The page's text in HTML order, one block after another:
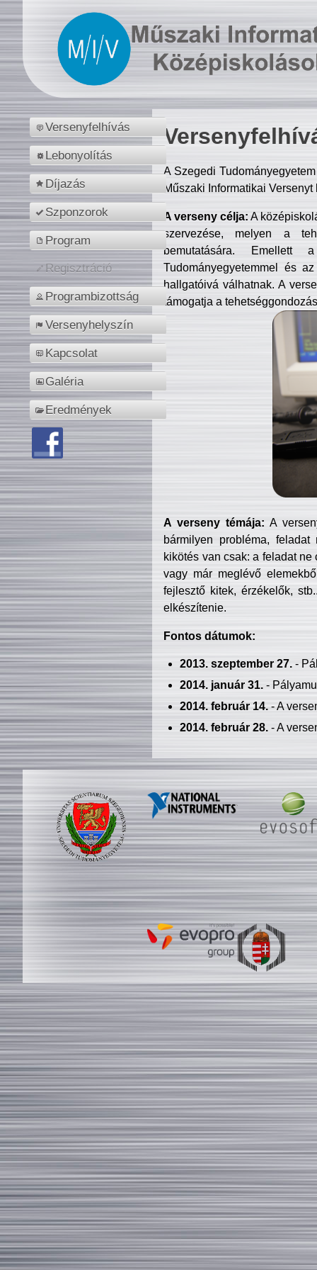
Versenyfelhívás
Lebonyolítás
Díjazás
Szponzorok
Program
Regisztráció
Programbizottság
Versenyhelyszín
Kapcsolat
Galéria
Eredmények
A Szegedi
Műszaki Informatikai
A verseny célja: A
szervezése, melyen a
bemutatására. Emellett
Tudományegyetemmel és
hallgatóivá válhatnak. A
támogatja a
A verseny témája: A
bármilyen probléma, feladat
kikötés van csak: a feladat
vagy már meglévő
fejlesztő kitek, érzékelők,
elkészítenie.
Fontos dátumok:
2013. szeptember 27.-
2014. január 31.-
2014. február 14.- A
2014. február 28.- A